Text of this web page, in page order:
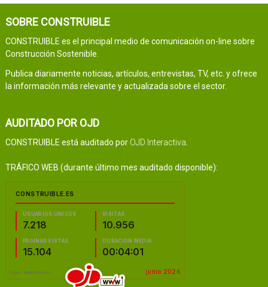
SOBRE CONSTRUIBLE
CONSTRUIBLE es el principal medio de comunicación on-line sobre
Construcción Sostenible.
Publica diariamente noticias, artículos, entrevistas, TV, etc. y ofrece
la información más relevante y actualizada sobre el sector.
AUDITADO POR OJD
CONSTRUIBLE está auditado por OJD Interactiva
TRÁFICO WEB (durante último mes auditado disponible):